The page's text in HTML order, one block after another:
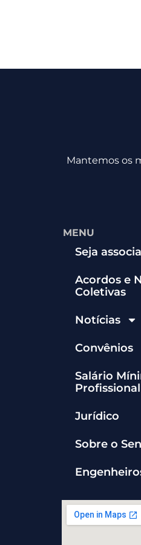
Mantemos os
MENU
Seja
Acordos e
Coletivas
Notícias
Convênios
Salário
Profissional
Jurídico
Sobre o